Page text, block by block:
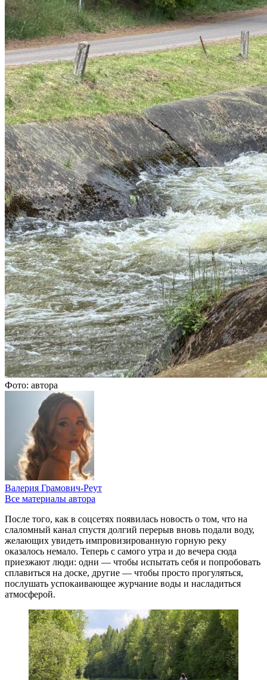
Фото: автора
Валерия Грамович-Реут
Все материалы автора
После того, как в соцсетях появилась новость о том, что на
слаломный канал спустя долгий перерыв вновь подали воду,
желающих увидеть импровизированную горную реку
оказалось немало. Теперь с самого утра и до вечера сюда
приезжают люди: одни — чтобы испытать себя и попробовать
сплавиться на доске, другие — чтобы просто прогуляться,
послушать успокаивающее журчание воды и насладиться
атмосферой.